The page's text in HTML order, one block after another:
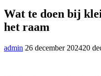
Wat te doen bij
het raam
admin 26 december 202420